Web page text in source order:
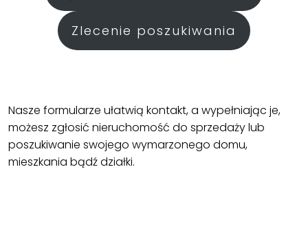
Zlecenie poszukiwania
Nasze formularze ułatwią kontakt, a wypełniając je,
możesz zgłosić nieruchomość do sprzedaży lub
poszukiwanie swojego wymarzonego domu,
mieszkania bądź działki.